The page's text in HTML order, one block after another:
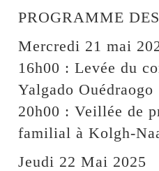
PROGRAMME
Mercredi 21 mai
16h00 : Levée du
Yalgado Ouédraogo
20h00 : Veillée de
familial à Kolgh-
Jeudi 22 Mai 2025